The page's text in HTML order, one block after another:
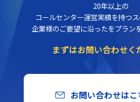
20年以上の
コールセンター運営実績を持つ
企業様のご要望に沿ったをプラン
まずはお問い合わせく
お問い合わせはこ